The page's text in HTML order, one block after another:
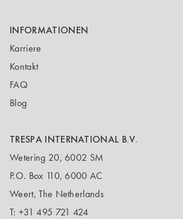
INFORMATIONEN
Karriere
Kontakt
FAQ
Blog
TRESPA INTERNATIONAL B.V.
Wetering 20, 6002 SM
P.O. Box 110, 6000 AC
Weert, The Netherlands
T: +31 495 721 424